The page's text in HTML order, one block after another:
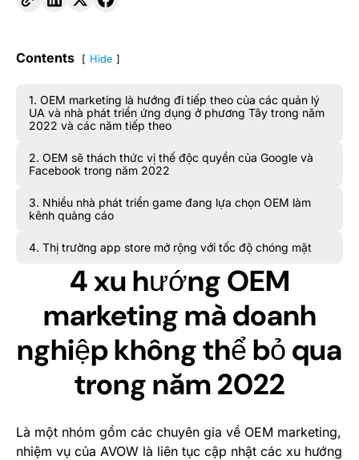
Contents Hide
1. OEM marketing là hướng đi tiếp theo của các quản lý
UA và nhà phát triển ứng dụng ở phương Tây trong năm
2022 và các năm tiếp theo
2. OEM sẽ thách thức vị thế độc quyền của Google và
Facebook trong năm 2022
3. Nhiều nhà phát triển game đang lựa chọn OEM làm
kênh quảng cáo
4. Thị trường app store mở rộng với tốc độ chóng mặt
4 xu hướng OEM
marketing mà doanh
nghiệp không thể bỏ qua
trong năm 2022
Là một nhóm gồm các chuyên gia về OEM marketing,
nhiệm vụ của AVOW là liên tục cập nhật các xu hướng